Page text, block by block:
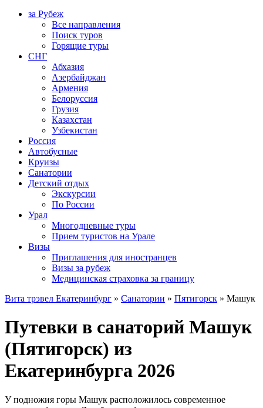
за Рубеж
Все направления
Поиск туров
Горящие туры
СНГ
Абхазия
Азербайджан
Армения
Белоруссия
Грузия
Казахстан
Узбекистан
Россия
Автобусные
Круизы
Санатории
Детский отдых
Экскурсии
По России
Урал
Многодневные туры
Прием туристов на Урале
Визы
Приглашения для иностранцев
Визы за рубеж
Медицинская страховка за границу
Вита трэвел Екатеринбург » Санатории » Пятигорск » Машук
Путевки в санаторий Машук
(Пятигорск) из
Екатеринбурга 2026
У подножия горы Машук расположилось современное